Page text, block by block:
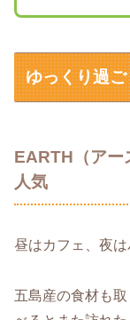
ゆっくり過
EARTH（アー
人気
昼はカフェ、夜は
五島産の食材も